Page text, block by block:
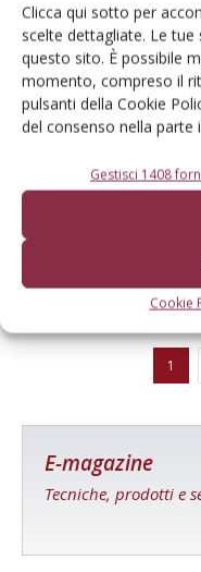
Clicca qui sotto per
scelte dettagliate. Le
questo sito. È possibile
momento, compreso il
pulsanti della Cookie
del consenso nella parte
Gestisci 1408
Cookie
Kuhn e il ritorno
pneumatico
23
1
E-magazine
Tecniche, prodotti e